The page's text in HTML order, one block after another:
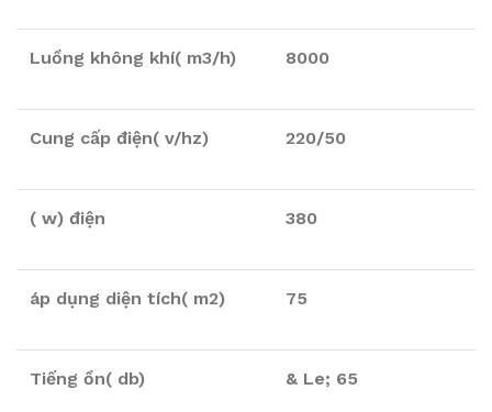
Luồng không khí( m3/h) 8000
Cung cấp điện( v/hz) 220/50
( w) điện 380
áp dụng diện tích( m2) 75
Tiếng ồn( db) & Le; 65